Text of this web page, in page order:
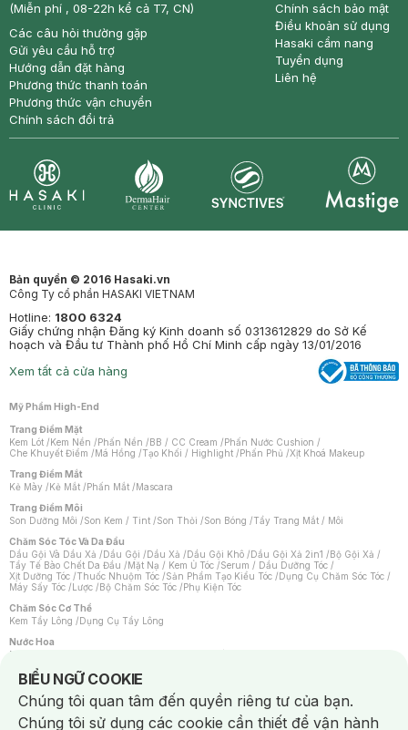
(Miễn phí , 08-22h kể cả T7, CN)
Các câu hỏi thường gặp
Gửi yêu cầu hỗ trợ
Hướng dẫn đặt hàng
Phương thức thanh toán
Phương thức vận chuyển
Chính sách đổi trả
Chính sách bảo mật
Điều khoản sử dụng
Hasaki cẩm nang
Tuyển dụng
Liên hệ
Bản quyền © 2016 Hasaki.vn
Công Ty cổ phần HASAKI VIETNAM
Hotline: 1800 6324
Giấy chứng nhận Đăng ký Kinh doanh số 0313612829 do Sở Kế
hoạch và Đầu tư Thành phố Hồ Chí Minh cấp ngày 13/01/2016
Xem tất cả cửa hàng
Mỹ Phẩm High-End
Trang Điểm Mặt
Kem Lót /Kem Nền /Phấn Nền /BB / CC Cream /Phấn Nước Cushion /
Che Khuyết Điểm /Má Hồng /Tạo Khối / Highlight /Phấn Phủ /Xịt Khoá Makeup
Trang Điểm Mắt
Kẻ Mày /Kẻ Mắt /Phấn Mắt /Mascara
Trang Điểm Môi
Son Dưỡng Môi /Son Kem / Tint /Son Thỏi /Son Bóng /Tẩy Trang Mắt / Môi
Chăm Sóc Tóc Và Da Đầu
Dầu Gội Và Dầu Xả /Dầu Gội /Dầu Xả /Dầu Gội Khô /Dầu Gội Xả 2in1 /Bộ Gội Xả /
Tẩy Tế Bào Chết Da Đầu /Mặt Nạ / Kem Ủ Tóc /Serum / Dầu Dưỡng Tóc /
Xịt Dưỡng Tóc /Thuốc Nhuộm Tóc /Sản Phẩm Tạo Kiểu Tóc /Dụng Cụ Chăm Sóc Tóc /
Máy Sấy Tóc /Lược /Bộ Chăm Sóc Tóc /Phụ Kiện Tóc
Chăm Sóc Cơ Thể
Kem Tẩy Lông /Dụng Cụ Tẩy Lông
Nước Hoa
Nước Hoa Nữ
Chăm Sóc Cá Nhân
Chống Muỗi /Khẩu Trang /Máy Massage/Mặt Nạ Xông Hơi /Nước Rửa Tay/
Sản Phẩm Chăm Sóc Khác /Bàn Chải Đánh Răng /Bàn Chải Điện/
Hỗ Trợ Trắng Răng/Kem Đánh Răng /Máy Tăm Nước/ Nước Súc Miệng/
BIỂU NGỮ COOKIE
Notice about cookies usage
Chúng tôi quan tâm đến quyền riêng tư của bạn.
Chúng tôi sử dụng các cookie cần thiết để vận hành